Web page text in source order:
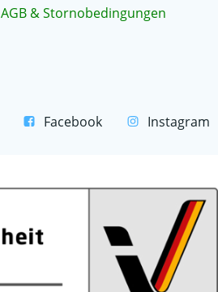
AGB & Stornobedingungen
Facebook Instagram